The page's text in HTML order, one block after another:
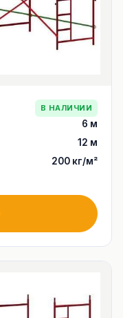
В НАЛИЧИИ
6 м
12 м
200 кг/м²